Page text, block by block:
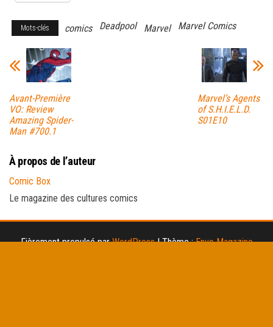
Mots-clés comics Deadpool Marvel Marvel Comics
Avant-Première
VO: Review
Amazing Spider-
Man #700.1
Marvel’s Agents
of S.H.I.E.L.D.
S01E10
À propos de l’auteur
Comic Box
Le magazine des cultures comics
Fièrement propulsé parWordPress |Thème :Envo Magazine